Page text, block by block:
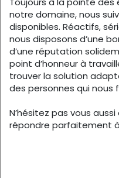
notre domaine, nous
disponibles. Réactifs,
nous disposons d’une
d’une réputation
point d’honneur à
trouver la solution
des personnes qui nous
N’hésitez pas vous
répondre parfaitement